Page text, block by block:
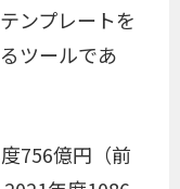
ンプレートを
ツールであ
756億円（前